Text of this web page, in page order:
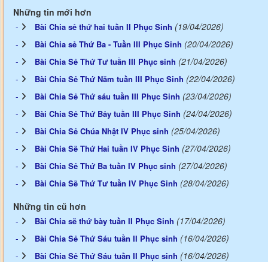
Những tin mới hơn
Bài Chia sẻ thứ hai tuần II Phục Sinh (19/04/2026)
Bài Chia sẻ Thứ Ba - Tuần III Phục Sinh (20/04/2026)
Bài Chia Sẻ Thứ Tư tuần III Phục sinh (21/04/2026)
Bài Chia Sẻ Thứ Năm tuần III Phục Sinh (22/04/2026)
Bài Chia Sẻ Thứ sáu tuần III Phục Sinh (23/04/2026)
Bài Chia Sẻ Thứ Bảy tuần III Phục Sinh (24/04/2026)
Bài Chia Sẻ Chúa Nhật IV Phục sinh (25/04/2026)
Bài Chia Sẽ Thứ Hai tuần IV Phục Sinh (27/04/2026)
Bài Chia Sẻ Thứ Ba tuần IV Phục sinh (27/04/2026)
Bài Chia Sẽ Thứ Tư tuần IV Phục Sinh (28/04/2026)
Những tin cũ hơn
Bài Chia sẽ thứ bày tuần II Phục Sinh (17/04/2026)
Bài Chia Sẻ Thứ Sáu tuần II Phục sinh (16/04/2026)
Bài Chia Sẻ Thứ Sáu tuần II Phục sinh (16/04/2026)